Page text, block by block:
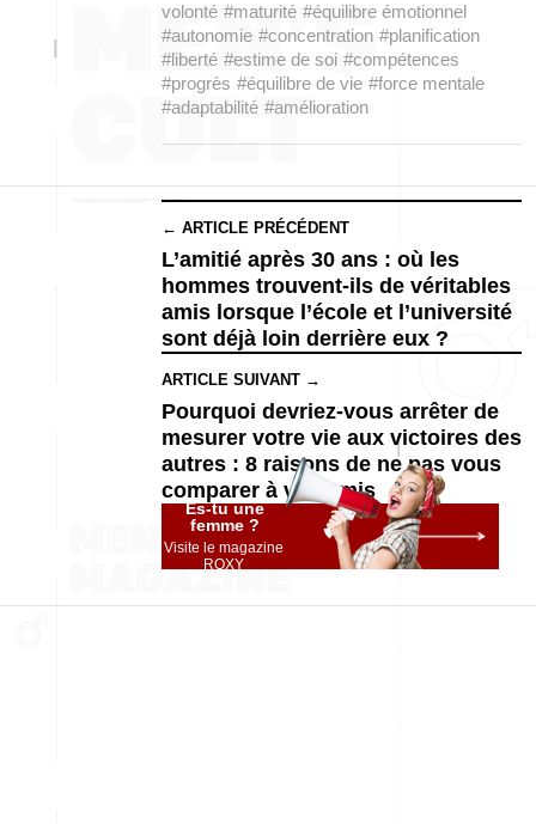
volonté #maturité #équilibre émotionnel
#autonomie #concentration #planification
#liberté #estime de soi #compétences
#progrès #équilibre de vie #force mentale
#adaptabilité #amélioration
← ARTICLE PRÉCÉDENT
L’amitié après 30 ans : où les
hommes trouvent-ils de véritables
amis lorsque l’école et l’université
sont déjà loin derrière eux ?
ARTICLE SUIVANT →
Pourquoi devriez-vous arrêter de
mesurer votre vie aux victoires des
autres : 8 raisons de ne pas vous
comparer à vos amis
Es-tu une
femme ?
Visite le magazine
ROXY